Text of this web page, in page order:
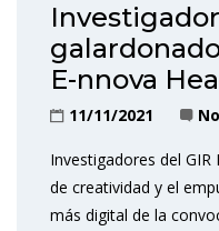
E-nnova
11/11/2021
Investigadores del GIR
de creatividad y el
más digital de la